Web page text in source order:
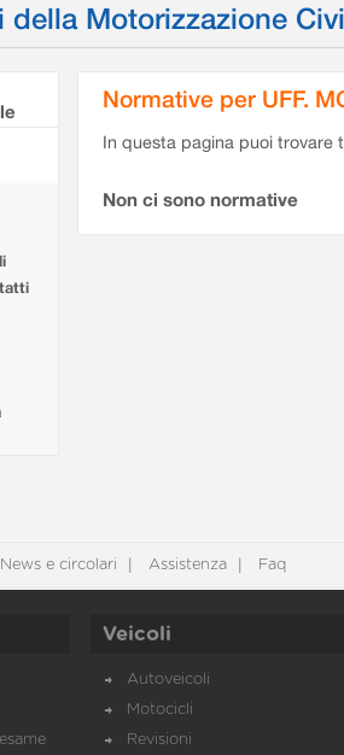
della Motorizzazione
Normative per UFF.
In questa pagina puoi
Non ci sono normative
News e circolari Assistenza Faq
Veicoli
Autoveicoli
Motocicli
Revisioni